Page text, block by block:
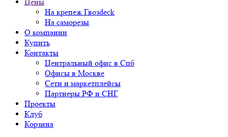
На крепеж Гвозdeck
На саморезы
О компании
Купить
Контакты
Центральный офис в Спб
Офисы в Москве
Сети и маркетплейсы
Партнеры РФ и СНГ
Проекты
Клуб
Корзина